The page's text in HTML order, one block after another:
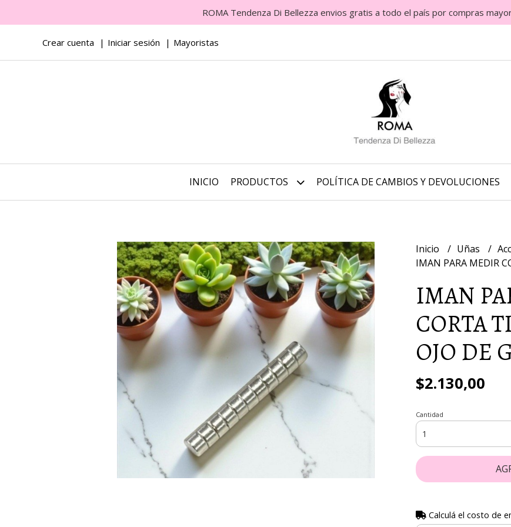
ROMA Tendenza Di Bellezza envios gratis a todo el país por compras
Crear cuenta Iniciar sesión Mayoristas
INICIO PRODUCTOS POLÍTICA DE CAMBIOS Y DEVOLUCIONES
Inicio Uñas
IMAN PARA MEDIR
IMAN
CORTA
OJO DE
$2.130,00
Cantidad
Calculá el costo de